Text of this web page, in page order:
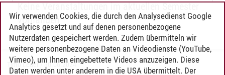
Keine Veranstaltungen im aktuellen Semester
vorhanden
Timo Leder/30.06.2024
Wir verwenden Cookies, die durch den Analysedienst Google
Analytics gesetzt und auf denen personenbezogene
Nutzerdaten gespeichert werden. Zudem übermitteln wir
weitere personenbezogene Daten an Videodienste (YouTube,
Vimeo), um Ihnen eingebettete Videos anzuzeigen. Diese
Daten werden unter anderem in die USA übermittelt. Der